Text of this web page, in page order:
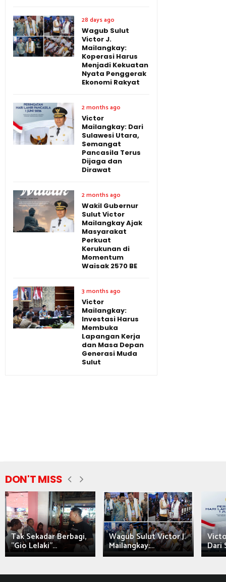
28 days ago
Wagub Sulut
Victor J.
Mailangkay:
Koperasi Harus
Menjadi Kekuatan
Nyata Penggerak
Ekonomi Rakyat
2 months ago
Victor
Mailangkay: Dari
Sulawesi Utara,
Semangat
Pancasila Terus
Dijaga dan
Dirawat
2 months ago
Wakil Gubernur
Sulut Victor
Mailangkay Ajak
Masyarakat
Perkuat
Kerukunan di
Momentum
Waisak 2570 BE
3 months ago
Victor
Mailangkay:
Investasi Harus
Membuka
Lapangan Kerja
dan Masa Depan
Generasi Muda
Sulut
DON'T MISS
Tak Sekadar Berbagi,
"Gio Lelaki"...
Wagub Sulut Victor J.
Mailangkay:... Dari